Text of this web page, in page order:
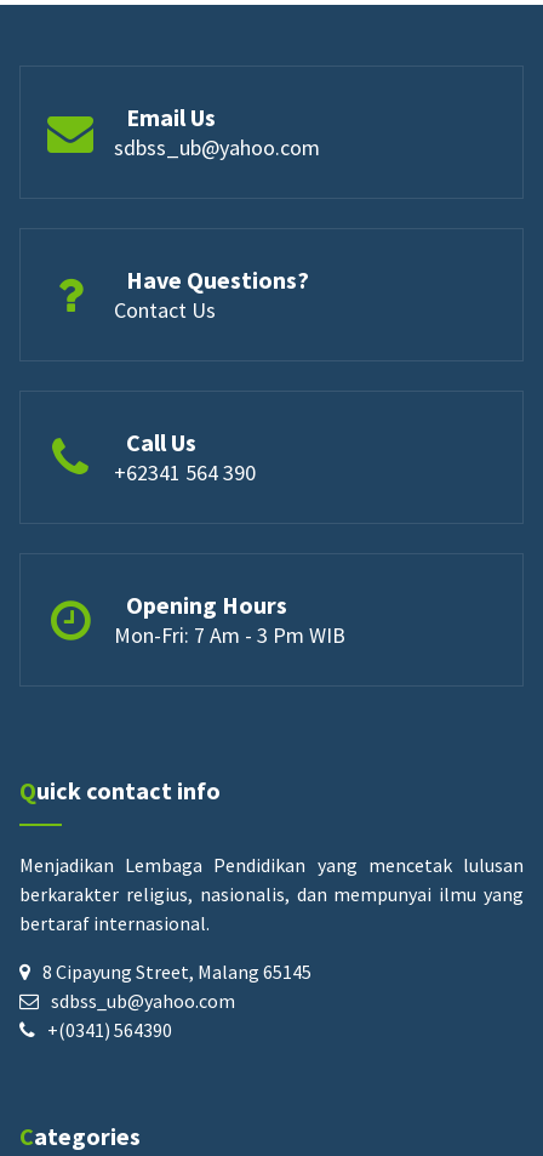
Email Us
sdbss_ub@yahoo.com
Have Questions?
Contact Us
Call Us
+62341 564 390
Opening Hours
Mon-Fri: 7 Am - 3 Pm WIB
Quick contact info
Menjadikan Lembaga Pendidikan yang mencetak lulusan
berkarakter religius, nasionalis, dan mempunyai ilmu yang
bertaraf internasional.
8 Cipayung Street, Malang 65145
sdbss_ub@yahoo.com
+(0341) 564390
Categories